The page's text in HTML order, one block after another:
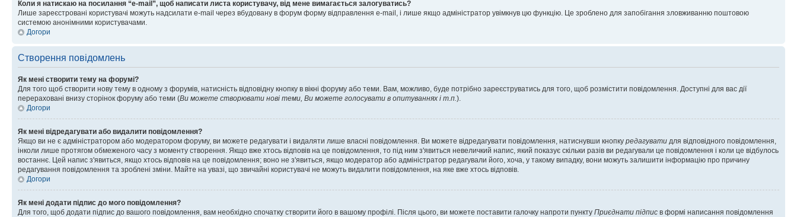
Коли я натискаю на посилання “e-mail”, щоб написати листа користувачу, від мене вимагається залогуватись?
Лише зареєстровані користувачі можуть надсилати e-mail через вбудовану в форум форму відправлення e-mail, і лише якщо адміністратор увімкнув цю функцію. Це зроблено для запобігання зловживанню поштовою
системою анонімними користувачами.
Догори
Створення повідомлень
Як мені створити тему на форумі?
Для того щоб створити нову тему в одному з форумів, натисність відповідну кнопку в вікні форуму або теми. Вам, можливо, буде потрібно зареєструватись для того, щоб розмістити повідомлення. Доступні для вас дії
перераховані внизу сторінок форуму або теми (Ви можете створювати нові теми, Ви можете голосувати в опитуваннях і т.п.).
Догори
Як мені відредагувати або видалити повідомлення?
Якщо ви не є адміністратором або модератором форуму, ви можете редагувати і видаляти лише власні повідомлення. Ви можете відредагувати повідомлення, натиснувши кнопку редагувати для відповідного повідомлення,
інколи лише протягом обмеженого часу з моменту створення. Якщо вже хтось відповів на це повідомлення, то під ним з'явиться невеличкий напис, який показує скільки разів ви редагували це повідомлення і коли це відбулось
востаннє. Цей напис з'явиться, якщо хтось відповів на це повідомлення; воно не з'явиться, якщо модератор або адміністратор редагували його, хоча, у такому випадку, вони можуть залишити інформацію про причину
редагування повідомлення та зроблені зміни. Майте на увазі, що звичайні користувачі не можуть видалити повідомлення, на яке вже хтось відповів.
Догори
Як мені додати підпис до мого повідомлення?
Для того, щоб додати підпис до вашого повідомлення, вам необхідно спочатку створити його в вашому профілі. Після цього, ви можете поставити галочку напроти пункту Приєднати підпис в формі написання повідомлення